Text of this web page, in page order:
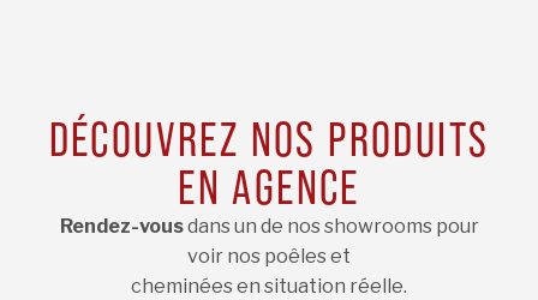
DÉCOUVREZ NOS PRODUITS
EN AGENCE
Rendez-vousdans un de nos showrooms pour
voir nos poêles et
cheminées en situation réelle.